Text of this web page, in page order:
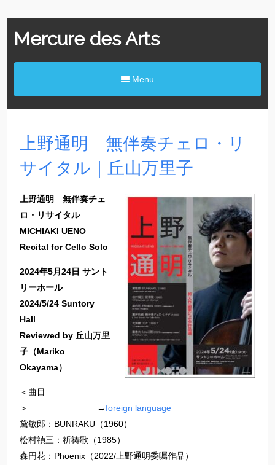
Mercure des Arts
Menu
上野通明 無伴奏チェロ・リ
サイタル｜丘山万里子
上野通明 無伴奏チェ
ロ・リサイタル
MICHIAKI UENO
Recital for Cello Solo
2024年5月24日 サント
リーホール
2024/5/24 Suntory
Hall
Reviewed by 丘山万里
子（Mariko
Okayama）
＜曲目
＞ →foreign language
黛敏郎：BUNRAKU（1960）
松村禎三：祈祷歌（1985）
森円花：Phoenix（2022/上野通明委嘱作品）